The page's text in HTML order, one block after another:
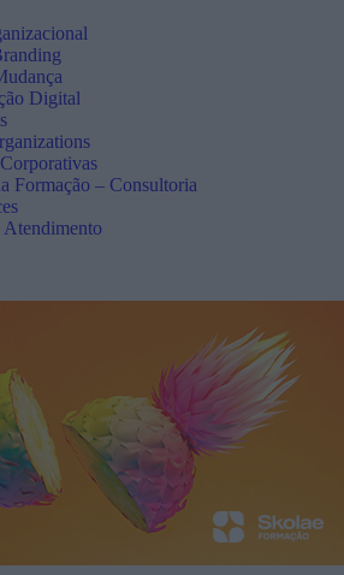
Digital
Formação – Consultoria